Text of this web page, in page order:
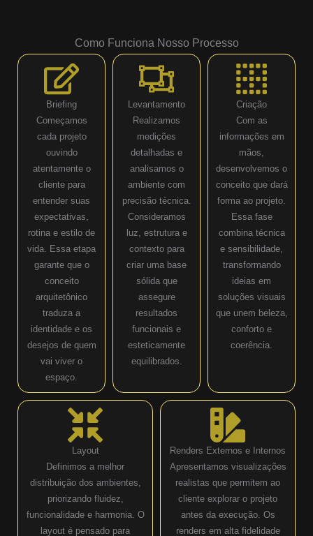
Como Funciona Nosso Processo
Briefing
Começamos
cada projeto
ouvindo
atentamente o
cliente para
entender suas
expectativas,
rotina e estilo de
vida. Essa etapa
garante que o
conceito
arquitetônico
traduza a
identidade e os
desejos de quem
vai viver o
espaço.
Levantamento
Realizamos
medições
detalhadas e
analisamos o
ambiente com
precisão técnica.
Consideramos
luz, estrutura e
contexto para
criar uma base
sólida que
assegure
resultados
funcionais e
esteticamente
equilibrados.
Criação
Com as
informações em
mãos,
desenvolvemos o
conceito que dará
forma ao projeto.
Essa fase
combina técnica
e sensibilidade,
transformando
ideias em
soluções visuais
que unem beleza,
conforto e
coerência.
Layout
Definimos a melhor
distribuição dos ambientes,
priorizando fluidez,
funcionalidade e harmonia. O
layout é pensado para
Renders Externos e Internos
Apresentamos visualizações
realistas que permitem ao
cliente explorar o projeto
antes da execução. Os
renders em alta fidelidade